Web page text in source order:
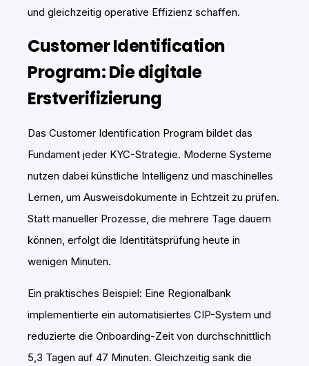
und gleichzeitig operative Effizienz schaffen.
Customer Identification
Program: Die digitale
Erstverifizierung
Das Customer Identification Program bildet das
Fundament jeder KYC-Strategie. Moderne Systeme
nutzen dabei künstliche Intelligenz und maschinelles
Lernen, um Ausweisdokumente in Echtzeit zu prüfen.
Statt manueller Prozesse, die mehrere Tage dauern
können, erfolgt die Identitätsprüfung heute in
wenigen Minuten.
Ein praktisches Beispiel: Eine Regionalbank
implementierte ein automatisiertes CIP-System und
reduzierte die Onboarding-Zeit von durchschnittlich
5,3 Tagen auf 47 Minuten. Gleichzeitig sank die